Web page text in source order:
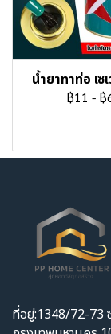
น้ำยาทาท่อ เซ
฿11 - ฿
ที่อยู่:1348/72-73